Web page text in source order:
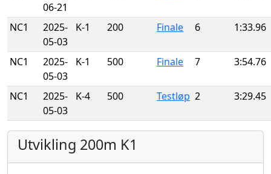
06-21
NC1
2025-
05-03
K-1 200 Finale 6 1:33.96
NC1
2025-
05-03
K-1 500 Finale 7 3:54.76
NC1
2025-
05-03
K-4 500 Testløp 2 3:29.45
Utvikling 200m K1